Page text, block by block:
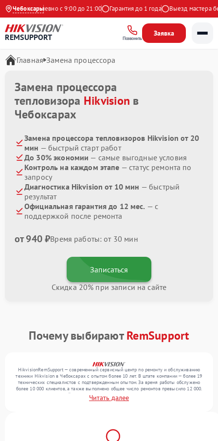
Чебоксары
Ежедневно с 9:00 до 21:00 Гарантия до 1 года Выезд мастера
REMSUPPORT Позвонить
Заявка
Главная Замена процессора
Замена процессора
тепловизора Hikvision в
Чебоксарах
Замена процессора тепловизоров Hikvision от 20
мин — быстрый старт работ
До 30% экономии — самые выгодные условия
Контроль на каждом этапе — статус ремонта по
запросу
Диагностика Hikvision от 10 мин — быстрый
результат
Официальная гарантия до 12 мес. — с
поддержкой после ремонта
от 940 ₽Время работы: от 30 мин
Записаться
Скидка 20% при записи на сайте
Почему выбираютRemSupport
HikvisionRemSupport — современный сервисный центр по ремонту и обслуживанию
техники Hikvision в Чебоксарах с опытом более 10 лет. В штате компании — более 19
технических специалистов с подтвержденным опытом. За время работы обслужено
более 10 000 клиентов, а также выполнено общее число ремонтов превысило 12 000.
Ежемесячно в сервисный центр поступает свыше 300 единиц техники, включая , , . Мы
беремся за задачи любой сложности и поддерживаем высокий стандарт качества
Читать далее